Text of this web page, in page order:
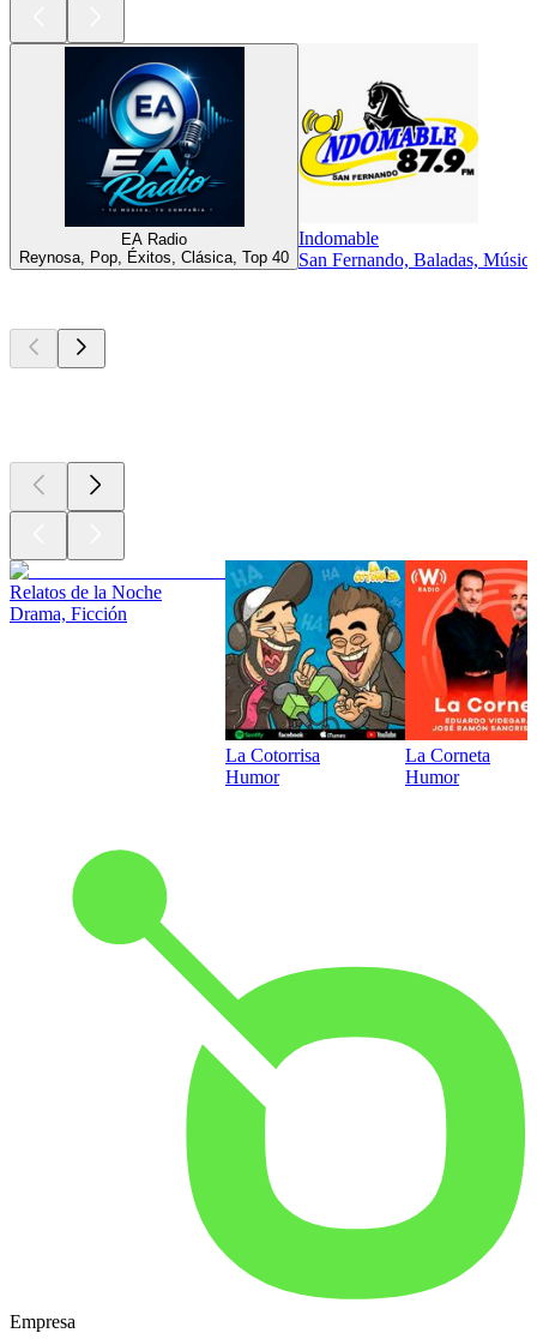
EA Radio
Reynosa, Pop, Éxitos, Clásica, Top 40
Indomable
San Fernando, Baladas,
Relatos de la Noche
Drama, Ficción
La Cotorrisa
Humor
La Corneta
Humor
Empresa